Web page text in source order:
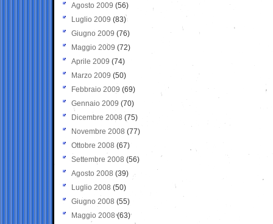
Agosto 2009 (56)
Luglio 2009 (83)
Giugno 2009 (76)
Maggio 2009 (72)
Aprile 2009 (74)
Marzo 2009 (50)
Febbraio 2009 (69)
Gennaio 2009 (70)
Dicembre 2008 (75)
Novembre 2008 (77)
Ottobre 2008 (67)
Settembre 2008 (56)
Agosto 2008 (39)
Luglio 2008 (50)
Giugno 2008 (55)
Maggio 2008(63)